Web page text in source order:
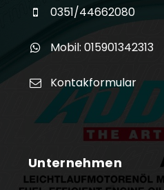
0351/44662080
Mobil: 015901342313
Kontakformular
Unternehmen